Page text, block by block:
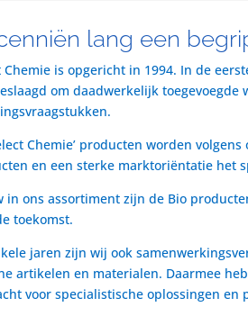
lang een
Chemie is opgericht in 1994. In de
om daadwerkelijk
Chemie’ producten worden
en een sterke marktoriëntatie het
in ons assortiment zijn de Bio
toekomst.
jaren zijn wij ook
artikelen en materialen. Daarmee
voor specialistische oplossingen en